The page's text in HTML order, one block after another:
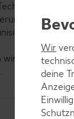
Super!
Perfekt,
wir nicht. Klick
Wir
deine